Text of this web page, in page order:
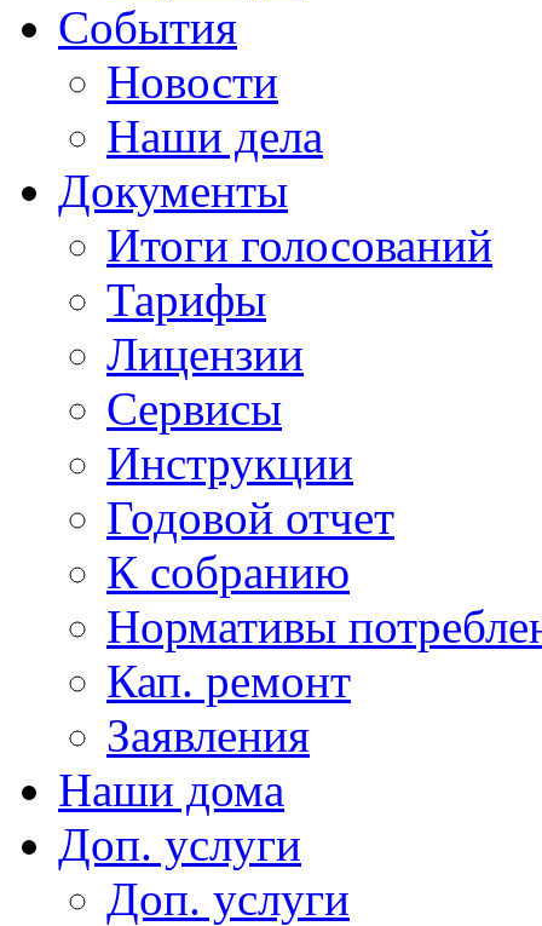
События
Новости
Наши дела
Документы
Итоги голосований
Тарифы
Лицензии
Сервисы
Инструкции
Годовой отчет
К собранию
Нормативы
Кап. ремонт
Заявления
Наши дома
Доп. услуги
Доп. услуги